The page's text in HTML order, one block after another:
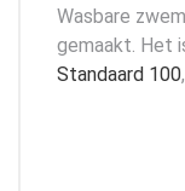
Wasbare
gemaakt. Het
Standaard 100